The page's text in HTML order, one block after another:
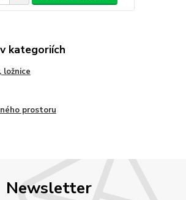
kategoriích
ložnice
prostoru
Newsletter